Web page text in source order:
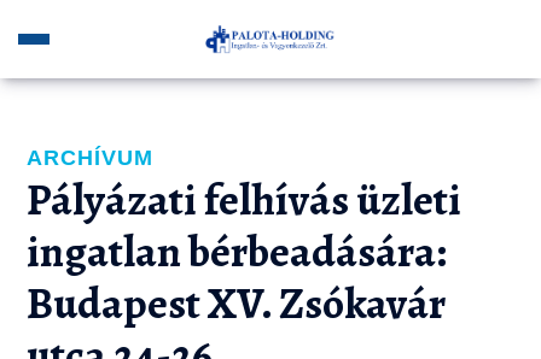
ARCHÍVUM
Pályázati felhívás üzleti
ingatlan bérbeadására:
Budapest XV. Zsókavár